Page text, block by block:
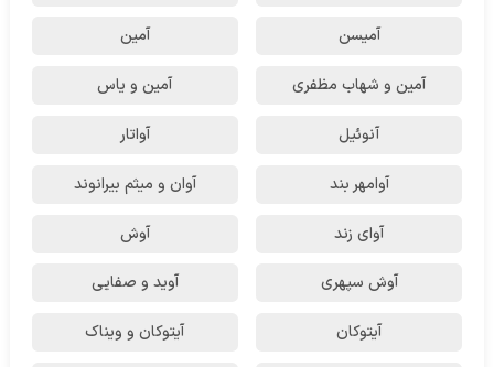
آمیسن آمین
آمین و شهاب مظفری آمین و یاس
آنوئیل آواتار
آوامهر بند آوان و میثم بیرانوند
آوای زند آوش
آوش سپهری آوید و صفایی
آیتوکان آیتوکان و ویناک